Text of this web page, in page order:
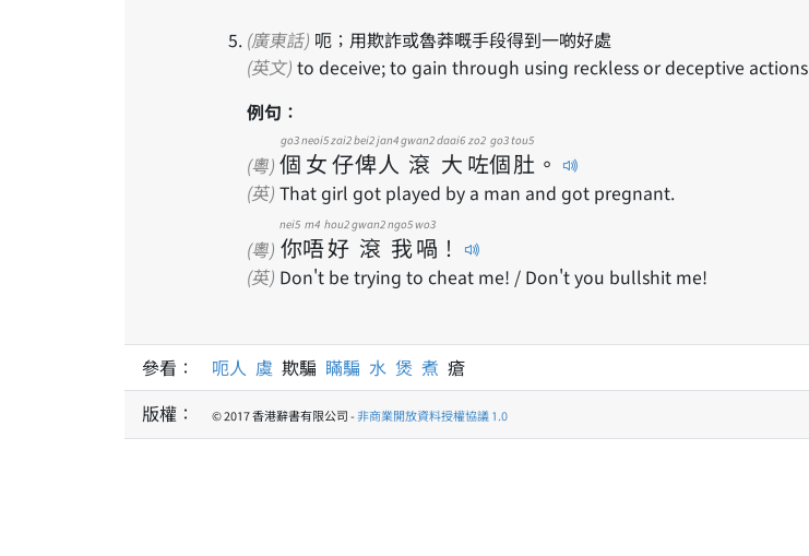
(廣東話) 呃；用欺詐或魯莽嘅手段得到一啲好處
(英文) to deceive; to gain through using reckless or deceptive actions
例句：
(粵) 個
go3
女
neoi5
仔
zai2
俾
bei2
人
jan4
滾
gwan2
大
daai6
咗
zo2
個
go3
肚
tou5
。
(英) That girl got played by a man and got pregnant.
(粵) 你
nei5
唔
m4
好
hou2
滾
gwan2
我
ngo5
喎
wo3
！
(英) Don't be trying to cheat me! / Don't you bullshit me!
參看： 呃人 虞 欺騙 瞞騙 水 煲 煮 瘡
版權：
© 2017 香港辭書有限公司 -非商業開放資料授權協議 1.0